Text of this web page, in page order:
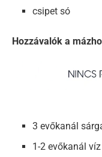
csipet só
Hozzávalók a
3 evőkanál
1-2 evőkanál víz